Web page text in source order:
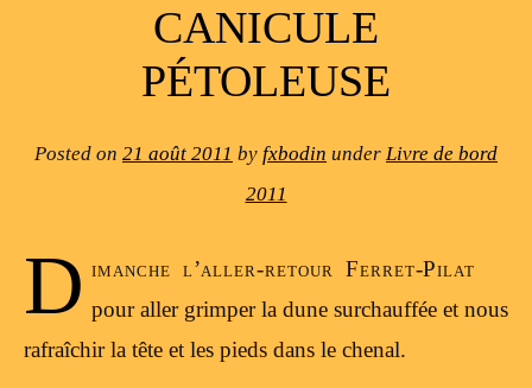
CANICULE
PÉTOLEUSE
Posted on 21 août 2011 by fxbodin under Livre de bord
2011
D imanche l’aller-retour Ferret-Pilat
pour aller grimper la dune surchauffée et nous
rafraîchir la tête et les pieds dans le chenal.